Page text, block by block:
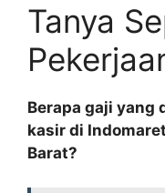
Tanya
Berapa gaji yang
kasir di
Barat?